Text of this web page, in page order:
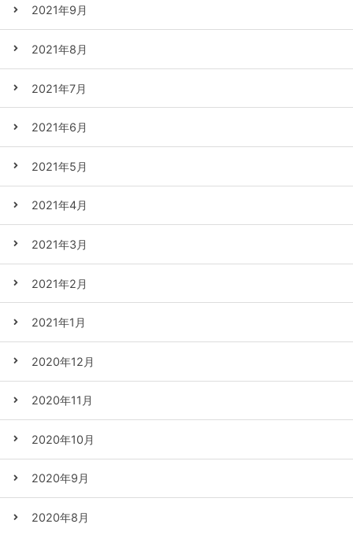
2021年9月
2021年8月
2021年7月
2021年6月
2021年5月
2021年4月
2021年3月
2021年2月
2021年1月
2020年12月
2020年11月
2020年10月
2020年9月
2020年8月